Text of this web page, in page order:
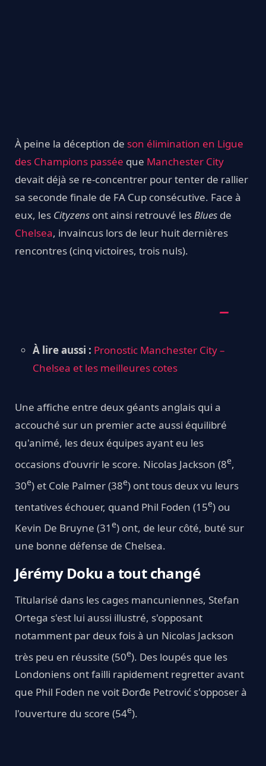
À peine la déception de son élimination en Ligue
des Champions passée que Manchester City
devait déjà se re-concentrer pour tenter de rallier
sa seconde finale de FA Cup consécutive. Face à
eux, les Cityzens ont ainsi retrouvé lesBlues de
Chelsea, invaincus lors de leur huit dernières
rencontres (cinq victoires, trois nuls).
À lire aussi : Pronostic Manchester City –
Chelsea et les meilleures cotes
Une affiche entre deux géants anglais qui a
accouché sur un premier acte aussi équilibré
qu'animé, les deux équipes ayant eu les
occasions d'ouvrir le score. Nicolas Jackson (8e,
30e) et Cole Palmer (38e) ont tous deux vu leurs
tentatives échouer, quand Phil Foden (15e) ou
Kevin De Bruyne (31 e) ont, de leur côté, buté sur
une bonne défense de Chelsea.
Jérémy Doku a tout changé
Titularisé dans les cages mancuniennes, Stefan
Ortega s'est lui aussi illustré, s'opposant
notamment par deux fois à un Nicolas Jackson
très peu en réussite (50e). Des loupés que les
Londoniens ont failli rapidement regretter avant
que Phil Foden ne voit Đorđe Petrović s'opposer à
l'ouverture du score (54e).